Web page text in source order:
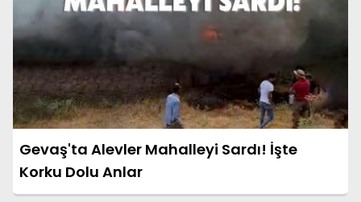
Gevaş'ta Alevler Mahalleyi Sardı! İşte
Korku Dolu Anlar